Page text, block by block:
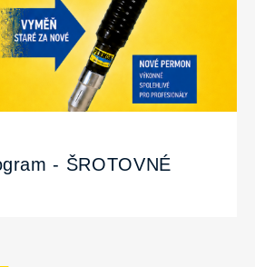
- ŠROTOVNÉ